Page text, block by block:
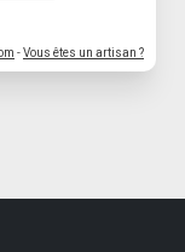
-Vous êtes un artisan ?